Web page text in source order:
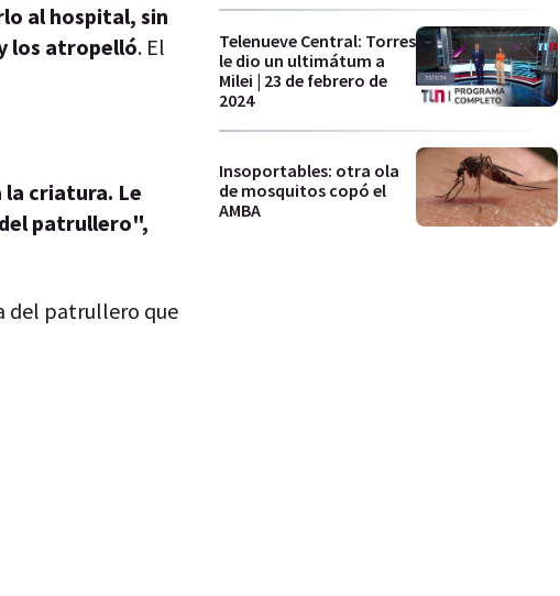
al hospital, sin
los atropelló. El
la criatura. Le
del patrullero",
del patrullero que
Telenueve Central: Torres
le dio un ultimátum a
Milei | 23 de febrero de
2024
Insoportables: otra ola
de mosquitos copó el
AMBA